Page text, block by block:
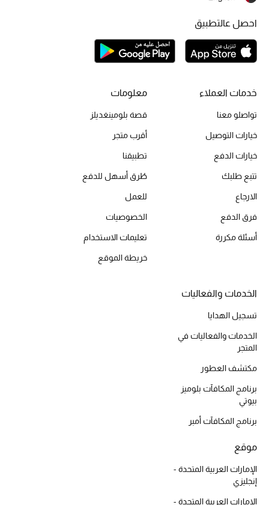
هدايا للنساء
جميع الأحذية النسائية
جميع الحقائب النسائية
موضة نسائية
الموسم الجديد
الحقائب النسائية
دليل ملتزمات الحقائب
حقائب رجالية
حقائب الأطفال
أبرز المصممين
خدمات العملاء
تواصلو معنا
خيارات التوصيل
خيارات الدفع
تتبع طلبك
الارجاع
فرق الدفع
أسئلة مكررة
معلومات
قصة بلومينغديلز
أقرب متجر
تطبيقنا
طُرق أسهل للدفع
للعمل
الخصوصيات
تعليمات الاستخدام
خريطة الموقع
الخدمات والفعاليات
تسجيل الهدايا
الخدمات والفعاليات في
المتجر
مكتشف العطور
برنامج المكافآت بلوميز
بيوتي
برنامج المكافآت أمبر
موقع
الإمارات العربية المتحدة -
إنجليزي
الإمارات العربية المتحدة -
احصل عالتطبيق